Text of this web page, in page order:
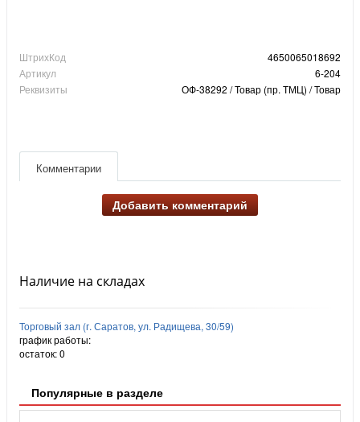
ШтрихКод
4650065018692
Артикул
6-204
Реквизиты
ОФ-38292 / Товар (пр. ТМЦ) / Товар
Комментарии
Добавить комментарий
Наличие на складах
Торговый зал (г. Саратов, ул. Радищева, 30/59)
график работы:
остаток:0
Популярные в разделе